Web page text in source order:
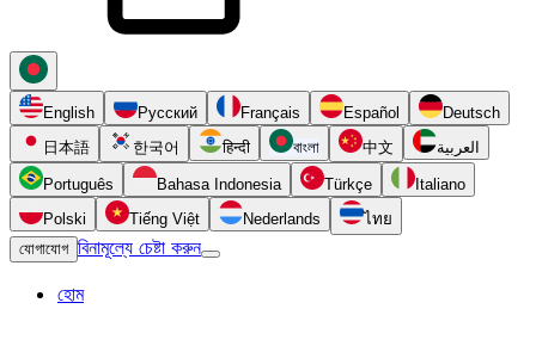
English Русский Français Español
Deutsch
日本語
한국어 हिन्दी বাংলা 中文 العربية
Português Bahasa Indonesia Türkçe
Italiano
Polski
Tiếng Việt Nederlands
ไทย
যোগাযোগ বিনামূল্যে চেষ্টা করুন
হোম